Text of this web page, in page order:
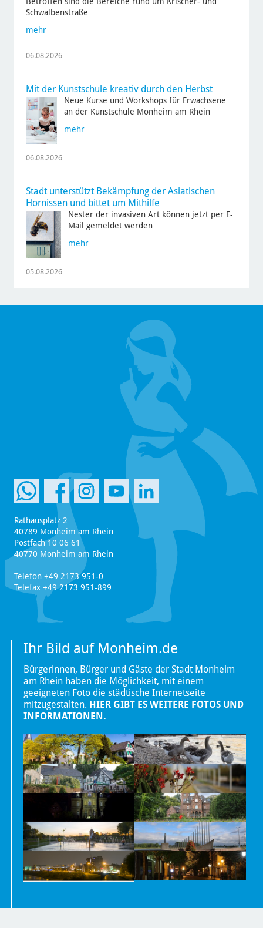
Schwalbenstraße
mehr
06.08.2026
Mit der Kunstschule kreativ durch den Herbst
Neue Kurse und Workshops für Erwachsene
an der Kunstschule Monheim am Rhein
mehr
06.08.2026
Stadt unterstützt Bekämpfung der Asiatischen
Hornissen und bittet um Mithilfe
Nester der invasiven Art können jetzt per E-
Mail gemeldet werden
mehr
05.08.2026
Rathausplatz 2
40789 Monheim am Rhein
Postfach 10 06 61
40770 Monheim am Rhein
Telefon +49 2173 951-0
Telefax +49 2173 951-899
Ihr Bild auf Monheim.de
Bürgerinnen, Bürger und Gäste der Stadt Monheim
am Rhein haben die Möglichkeit, mit einem
geeigneten Foto die städtische Internetseite
mitzugestalten. HIER GIBT ES WEITERE FOTOS UND
INFORMATIONEN.